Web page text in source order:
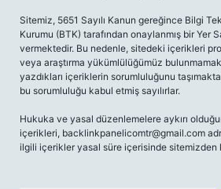
Sitemiz, 5651 Sayılı Kanun gereğince Bilgi
Kurumu (BTK) tarafından onaylanmış bir Yer
vermektedir. Bu nedenle, sitedeki içerikleri
veya araştırma yükümlülüğümüz
yazdıkları içeriklerin sorumluluğunu
bu sorumluluğu kabul etmiş sayılırlar.
Hukuka ve yasal düzenlemelere aykırı
içerikleri, backlinkpanelicomtr@gmail.com
ilgili içerikler yasal süre içerisinde sitemizden